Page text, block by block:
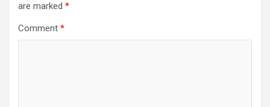
are marked *
Comment *